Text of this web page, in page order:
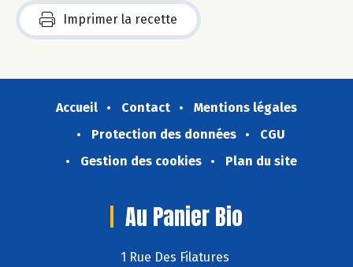
Imprimer la recette
Accueil Contact
Mentions légales
Protection des données
CGU
Gestion des cookies
Plan du site
Au Panier Bio
1 Rue Des Filatures